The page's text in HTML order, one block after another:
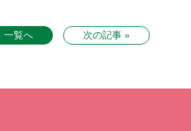
一覧へ 次の記事 »